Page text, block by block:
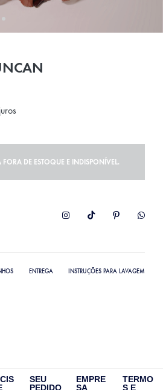
FORA DE ESTOQUE E INDISPONÍVEL.
ENTREGA INSTRUÇÕES PARA LAVAGEM
SEU
PEDIDO
EMPRE
SA
TERMO
S E